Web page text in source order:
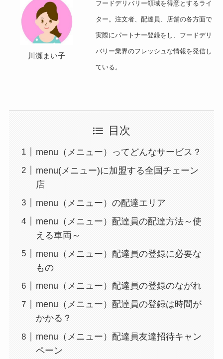
川瀬まい子
フードデリバリー領域を得意とするライ
ター。注文者、配達員、店舗の各方面で
実際にパートナー登録をし、フードデリ
バリー業界のフレッシュな情報を発信し
ている。
目次
menu（メニュー）ってどんなサービス？
menu(メニュー)に加盟する全国チェーン
店
menu（メニュー）の配達エリア
menu（メニュー）配達員の配達方法～使
える車両～
menu（メニュー）配達員の登録に必要な
もの
menu（メニュー）配達員の登録のながれ
menu（メニュー）配達員の登録は時間が
かかる？
menu（メニュー）配達員友達招待キャン
ペーン